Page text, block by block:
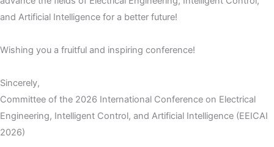
and Artificial Intelligence for a better future!
Wishing you a fruitful and inspiring conference!
Sincerely,
Committee of the 2026 International Conference on Electrical
Engineering, Intelligent Control, and Artificial Intelligence (EEICAI
2026)